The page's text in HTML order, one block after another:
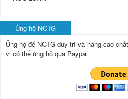
Ủng hộ NCTG
Ủng hộ để NCTG duy trì và nâng cao
vị có thể ủng hộ qua Paypal